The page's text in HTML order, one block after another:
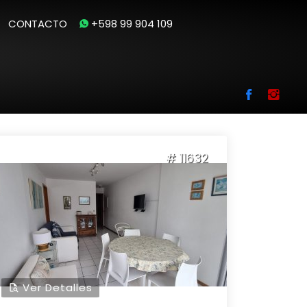
CONTACTO +598 99 904 109
# 11632
Ver Detalles